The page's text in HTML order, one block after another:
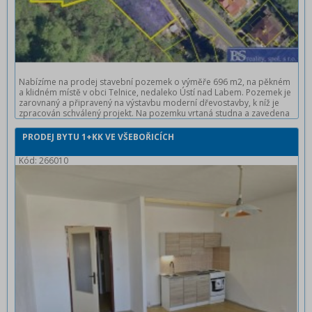
Nabízíme na prodej stavební pozemek o výměře 696 m2, na pěkném
a klidném místě v obci Telnice, nedaleko Ústí nad Labem. Pozemek je
zarovnaný a připravený na výstavbu moderní dřevostavby, k níž je
zpracován schválený projekt. Na pozemku vrtaná studna a zavedena
nachází při silnici ve směru z Telnice na Adolfov, nedaleko zastávky
autobusu. Do centra Ústí nad Labem autem cca 20 minut. Ideální pro
rodinné
PRODEJ BYTU 1+KK VE VŠEBOŘICÍCH
Kód: 266010